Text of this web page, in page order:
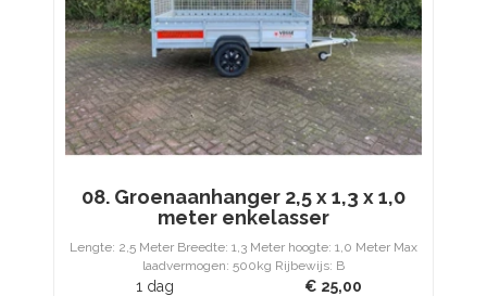
08. Groenaanhanger 2,5 x 1,3 x 1,0
meter enkelasser
Lengte: 2,5 Meter Breedte: 1,3 Meter hoogte: 1,0 Meter Max
laadvermogen: 500kg Rijbewijs: B
1 dag € 25,00